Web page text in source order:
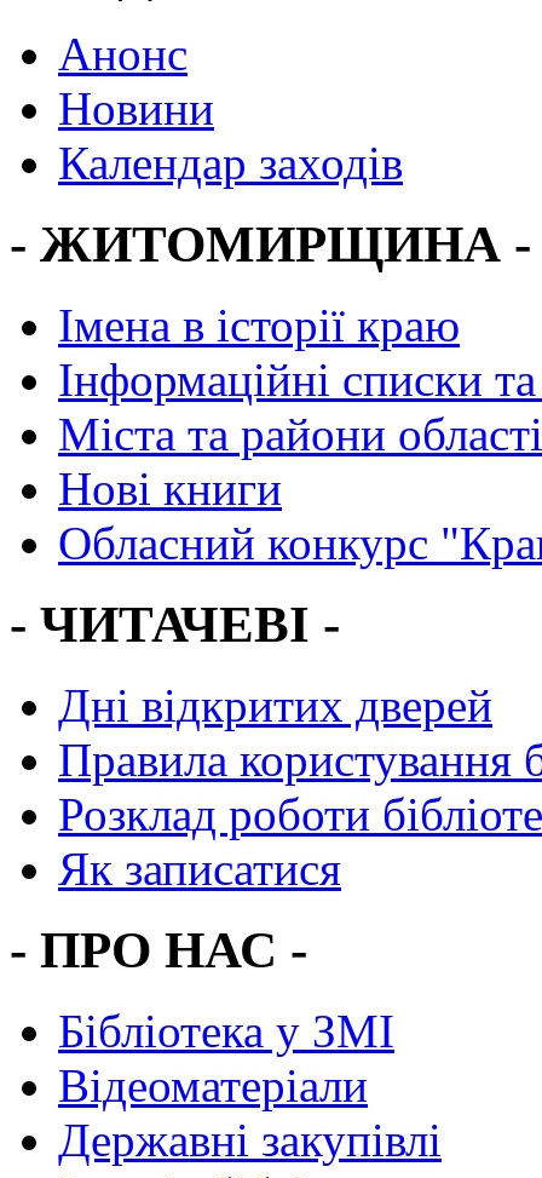
Анонс
Новини
Календар заходів
- ЖИТОМИРЩИНА -
Імена в історії краю
Інформаційні списки
Міста та райони області
Нові книги
Обласний конкурс
- ЧИТАЧЕВІ -
Дні відкритих дверей
Правила користування
Розклад роботи
Як записатися
- ПРО НАС -
Бібліотека у ЗМІ
Відеоматеріали
Державні закупівлі